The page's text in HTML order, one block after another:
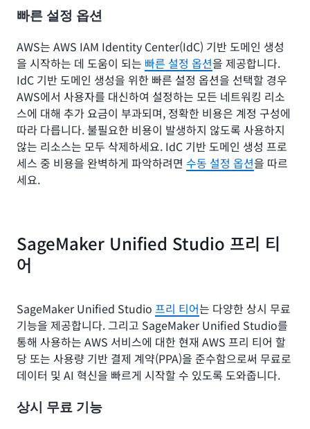
빠른 설정 옵션
AWS는 AWS IAM Identity Center(IdC) 기반 도메인 생성
을 시작하는 데 도움이 되는 빠른 설정 옵션을 제공합니다.
IdC 기반 도메인 생성을 위한 빠른 설정 옵션을 선택할 경우
AWS에서 사용자를 대신하여 설정하는 모든 네트워킹 리소
스에 대해 추가 요금이 부과되며, 정확한 비용은 계정 구성에
따라 다릅니다. 불필요한 비용이 발생하지 않도록 사용하지
않는 리소스는 모두 삭제하세요. IdC 기반 도메인 생성 프로
세스 중 비용을 완벽하게 파악하려면 수동 설정 옵션을 따르
세요.
SageMaker Unified Studio 프리 티
어
SageMaker Unified Studio 프리 티어는 다양한 상시 무료
기능을 제공합니다. 그리고 SageMaker Unified Studio를
통해 사용하는 AWS 서비스에 대한 현재 AWS 프리 티어 할
당 또는 사용량 기반 결제 계약(PPA)을 준수함으로써 무료로
데이터 및 AI 혁신을 빠르게 시작할 수 있도록 도와줍니다.
상시 무료 기능